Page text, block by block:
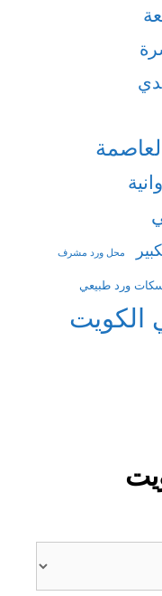
محل ورد مشرف
ورد طبيعي
الكويت